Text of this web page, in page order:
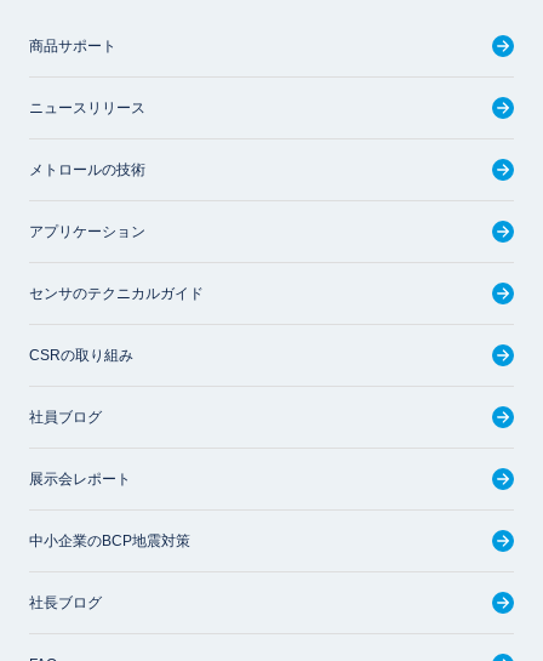
商品サポート
ニュースリリース
メトロールの技術
アプリケーション
センサのテクニカルガイド
CSRの取り組み
社員ブログ
展示会レポート
中小企業のBCP地震対策
社長ブログ